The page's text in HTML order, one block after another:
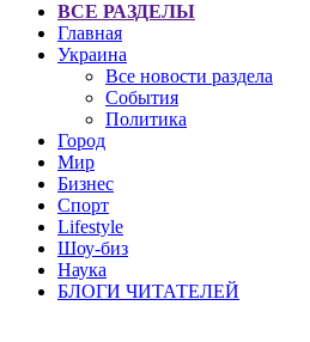
ВСЕ РАЗДЕЛЫ
Главная
Украина
Все новости раздела
События
Политика
Город
Мир
Бизнес
Спорт
Lifestyle
Шоу-биз
Наука
БЛОГИ ЧИТАТЕЛЕЙ